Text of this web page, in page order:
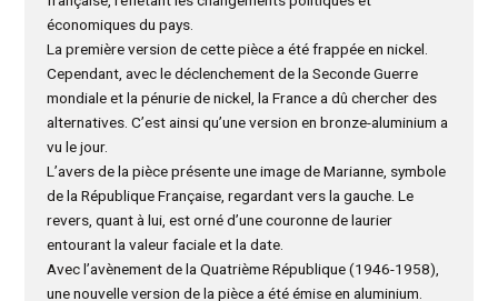
économiques du pays.
La première version de cette pièce a été frappée en nickel.
Cependant, avec le déclenchement de la Seconde Guerre
mondiale et la pénurie de nickel, la France a dû chercher des
alternatives. C’est ainsi qu’une version en bronze-aluminium a
vu le jour.
L’avers de la pièce présente une image de Marianne, symbole
de la République Française, regardant vers la gauche. Le
revers, quant à lui, est orné d’une couronne de laurier
entourant la valeur faciale et la date.
Avec l’avènement de la Quatrième République (1946-1958),
une nouvelle version de la pièce a été émise en aluminium.